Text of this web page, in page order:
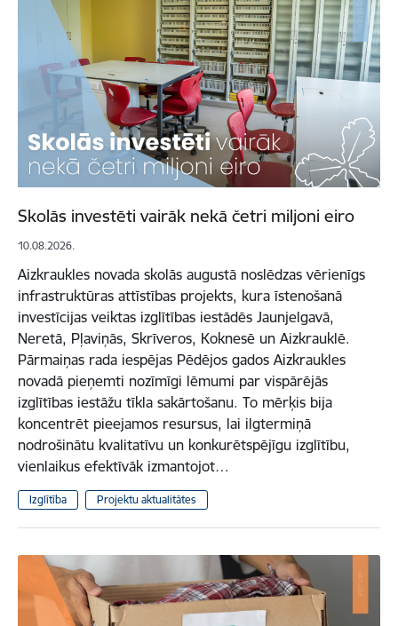
Skolās investēti vairāk nekā četri miljoni eiro
10.08.2026.
Aizkraukles novada skolās augustā noslēdzas vērienīgs
infrastruktūras attīstības projekts, kura īstenošanā
investīcijas veiktas izglītības iestādēs Jaunjelgavā,
Neretā, Pļaviņās, Skrīveros, Koknesē un Aizkrauklē.
Pārmaiņas rada iespējas Pēdējos gados Aizkraukles
novadā pieņemti nozīmīgi lēmumi par vispārējās
izglītības iestāžu tīkla sakārtošanu. To mērķis bija
koncentrēt pieejamos resursus, lai ilgtermiņā
nodrošinātu kvalitatīvu un konkurētspējīgu izglītību,
vienlaikus efektīvāk izmantojot…
Izglītība Projektu aktualitātes